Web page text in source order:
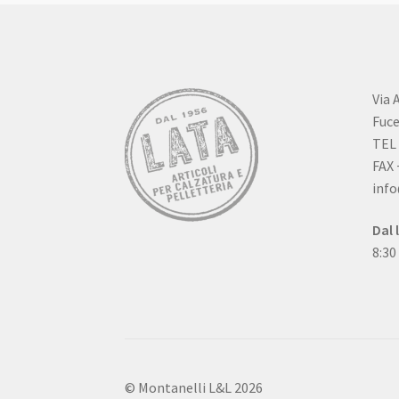
Via
TEL
Dal
© Montanelli L&L 2026